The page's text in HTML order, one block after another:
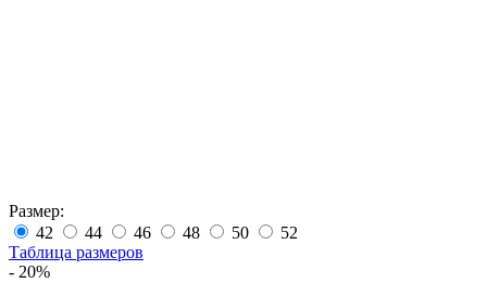
Размер:
42
44 46 48 50
52
Таблица размеров
- 20%